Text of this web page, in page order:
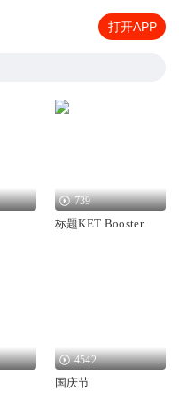
打开APP
739
标题KET Booster
4542
国庆节